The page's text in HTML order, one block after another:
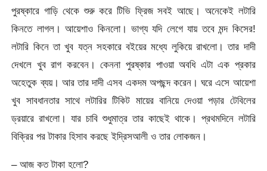
পুরষ্কারে গাড়ি থেকে শুরু করে টিভি ফ্রিজ সবই আছে। অনেকেই লটারি
কিনতে লাগল। আয়েশাও কিনলো। ভাগ্য যদি লেগে যায় তবে মন্দ কিসের!
লটারি কিনে তা খুব যত্ন সহকারে বইয়ের মধ্যে লুকিয়ে রাখলো। তার দাদী
দেখলে খুব রাগ করবেন। কেননা পুরষ্কার পাওয়া অবধি এটা এক প্রকার
অহেতুক ব্যয়। আর তার দাদী এসব একদম অপছন্দ করেন। ঘরে এসে আয়েশা
খুব সাবধানতার সাথে লটারির টিকিট মায়ের বানিয়ে দেওয়া পড়ার টেবিলের
ড্রয়ারে রাখলো। যার চাবি শুধুমাত্র তার কাছেই থাকে। প্রথমদিনে লটারি
বিক্রির পর টাকার হিসাব করছে ইদ্রিসআলী ও তার লোকজন।
– আজ কত টাকা হলো?